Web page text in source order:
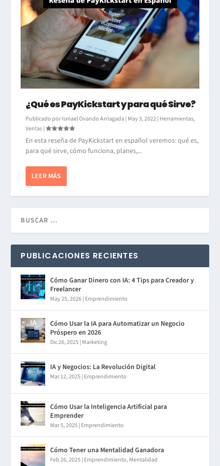
¿Qué es PayKickstart y para qué Sirve?
Publicado porIsmael Ovando Arriagada| May 3, 2022| Herramientas,
Ventas|
En esta reseña de PayKickstart en español veremos: qué es,
para qué sirve, cómo funciona, planes,...
LEER MÁS
PUBLICACIONES RECIENTES
Cómo Ganar Dinero con IA: 4 Tips para Creador y
Freelancer
May 25, 2026| Emprendimiento
Cómo Usar la IA para Automatizar un Negocio
Próspero en 2026
Dic 26, 2025| Marketing
IA y Negocios: La Revolución Digital
Mar 12, 2025| Emprendimiento
Cómo Usar la Inteligencia Artificial para
Emprender
Mar 5, 2025| Emprendimiento
Cómo Tener una Mentalidad Ganadora
Feb 26, 2025| Emprendimiento,Mentalidad